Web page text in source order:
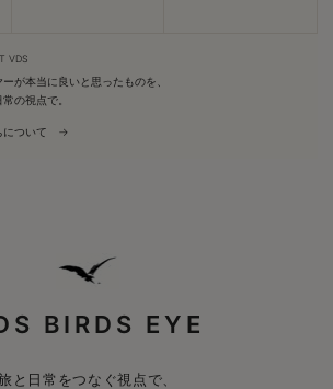
VDS
ーが本当に良いと思ったものを、
の視点で。
について →
BIRDS EYE
と日常をつなぐ視点で、